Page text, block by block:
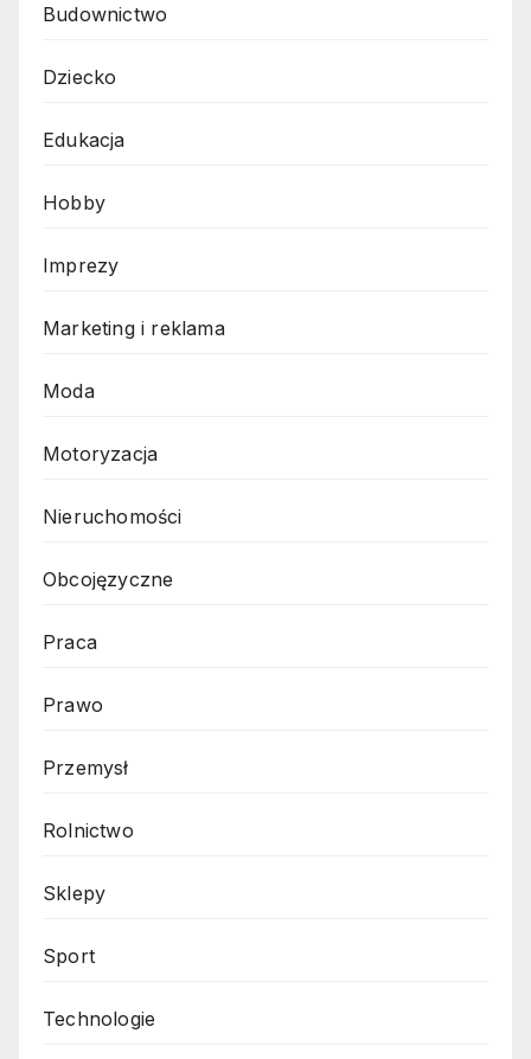
Budownictwo
Dziecko
Edukacja
Hobby
Imprezy
Marketing i reklama
Moda
Motoryzacja
Nieruchomości
Obcojęzyczne
Praca
Prawo
Przemysł
Rolnictwo
Sklepy
Sport
Technologie